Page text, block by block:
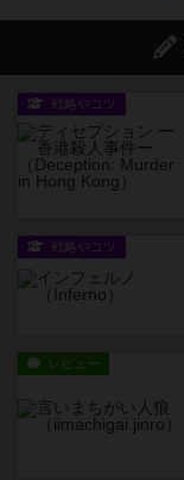
戦略やコツ
戦略やコツ
レビュー